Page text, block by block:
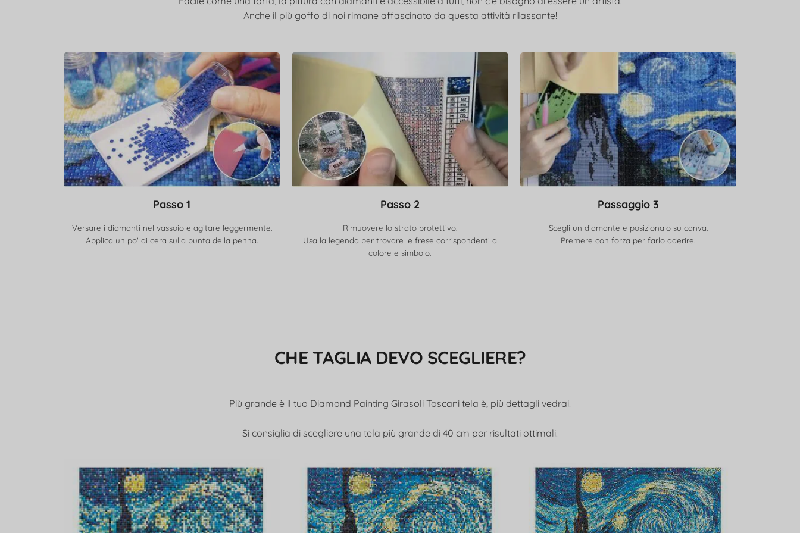
Anche il più goffo di noi rimane affascinato da questa attività rilassante!
Passo 1
Versare i diamanti nel vassoio e agitare leggermente.
Applica un po' di cera sulla punta della penna.
Passo 2
Rimuovere lo strato protettivo.
Usa la legenda per trovare le frese corrispondenti a
colore e simbolo.
Passaggio 3
Scegli un diamante e posizionalo su canva.
Premere con forza per farlo aderire.
CHE TAGLIA DEVO SCEGLIERE?
Più grande è il tuo Diamond Painting Girasoli Toscani tela è, più dettagli vedrai!
Si consiglia di scegliere una tela più grande di 40 cm per risultati ottimali.